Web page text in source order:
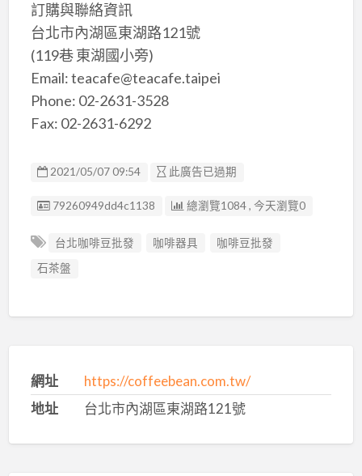
訂購與聯絡資訊
台北市內湖區東湖路121號
(119巷 東湖國小旁)
Email: teacafe@teacafe.taipei
Phone: 02-2631-3528
Fax: 02-2631-6292
2021/05/07 09:54 此廣告已過期
廣告编號
79260949dd4c1138 總瀏覽1084 , 今天瀏覽0
台北咖啡豆批發 咖啡器具
咖啡豆批發
石茶盤
網址
https://coffeebean.com.tw/
地址
台北市內湖區東湖路121號